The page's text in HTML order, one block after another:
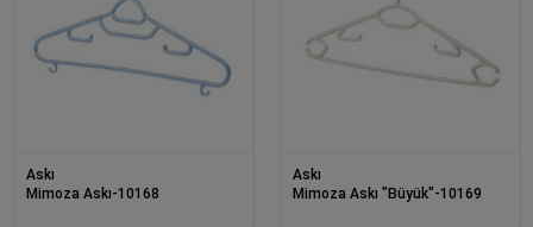
Askı
Mimoza Askı-10168
Askı
Mimoza Askı "Büyük"-10169